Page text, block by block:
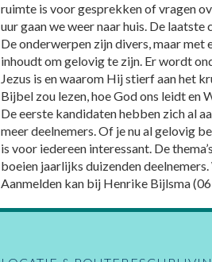
ruimte is voor gesprekken of vragen
uur gaan we weer naar huis. De
De onderwerpen zijn divers, maar met
inhoudt om gelovig te zijn. Er wordt
Jezus is en waarom Hij stierf aan het
Bijbel zou lezen, hoe God ons leidt en
De eerste kandidaten hebben zich al
meer deelnemers. Of je nu al gelovig
is voor iedereen interessant. De
boeien jaarlijks duizenden
Aanmelden kan bij Henrike Bijlsma